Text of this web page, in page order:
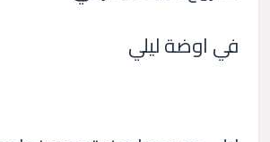
في اوضة ليلي